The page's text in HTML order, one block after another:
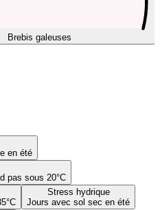
Brebis galeuses
en été
pas sous 20°C
Stress hydrique
Jours avec sol sec en été